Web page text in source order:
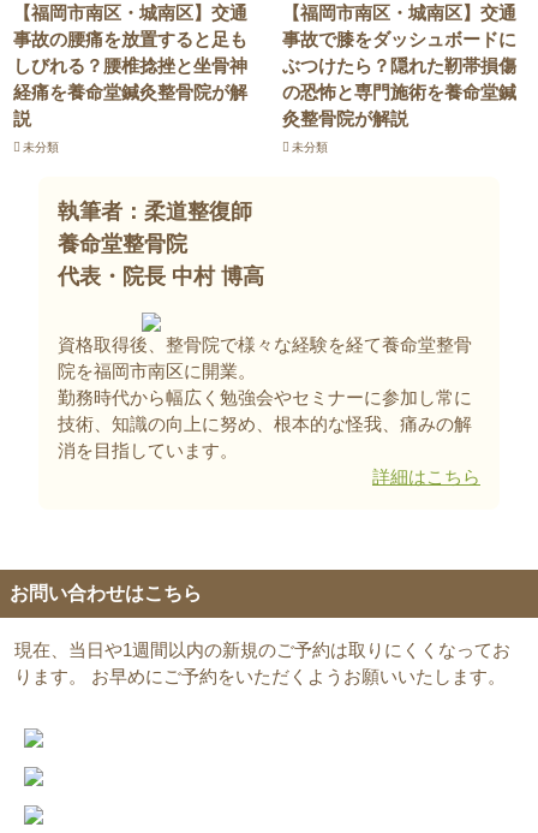
【福岡市南区・城南区】交通
事故の腰痛を放置すると足も
しびれる？腰椎捻挫と坐骨神
経痛を養命堂鍼灸整骨院が解
説
未分類
【福岡市南区・城南区】交通
事故で膝をダッシュボードに
ぶつけたら？隠れた靭帯損傷
の恐怖と専門施術を養命堂鍼
灸整骨院が解説
未分類
執筆者：柔道整復師
養命堂整骨院
代表・院長 中村 博高
資格取得後、整骨院で様々な経験を経て養命堂整骨
院を福岡市南区に開業。
勤務時代から幅広く勉強会やセミナーに参加し常に
技術、知識の向上に努め、根本的な怪我、痛みの解
消を目指しています。
詳細はこちら
お問い合わせはこちら
現在、当日や1週間以内の新規のご予約は取りにくくなってお
ります。 お早めにご予約をいただくようお願いいたします。